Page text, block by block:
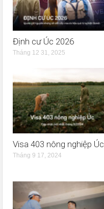
Định cư Úc 2026
Tháng 12 31, 2025
Visa 403 nông nghiệp Úc
Tháng 9 17, 2024